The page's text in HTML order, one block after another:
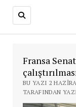
Fransa
BU YAZI 2
TARAFINDAN